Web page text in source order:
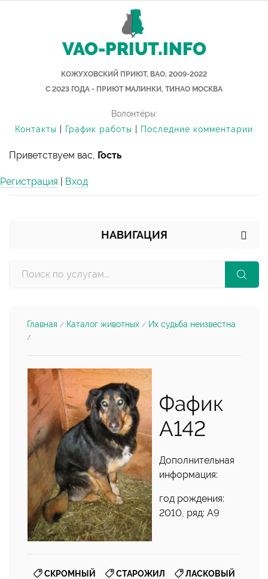
VAO-PRIUT.INFO
КОЖУХОВСКИЙ ПРИЮТ, ВАО, 2009-2022
С 2023 ГОДА - ПРИЮТ МАЛИНКИ, ТИНАО МОСКВА
Волонтёры:
Контакты
График работы Последние комментарии
Приветствуем вас, Гость
Регистрация Вход
НАВИГАЦИЯ
Главная / Каталог животных / Их судьба неизвестна
/
Фафик
А142
Дополнительная
информация:
год рождения:
2010, ряд: А9
СКРОМНЫЙ СТАРОЖИЛ ЛАСКОВЫЙ